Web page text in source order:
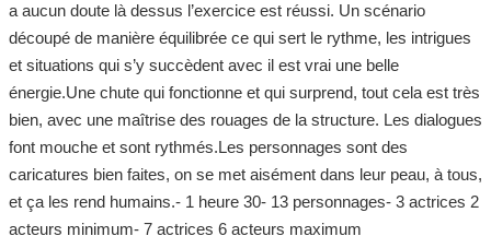
a aucun doute là dessus l’exercice est réussi. Un scénario
découpé de manière équilibrée ce qui sert le rythme, les intrigues
et situations qui s’y succèdent avec il est vrai une belle
énergie.Une chute qui fonctionne et qui surprend, tout cela est très
bien, avec une maîtrise des rouages de la structure. Les dialogues
font mouche et sont rythmés.Les personnages sont des
caricatures bien faites, on se met aisément dans leur peau, à tous,
et ça les rend humains.- 1 heure 30- 13 personnages- 3 actrices 2
acteurs minimum- 7 actrices 6 acteurs maximum